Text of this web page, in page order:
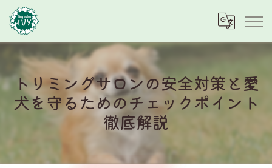
トリミングサロンの安全対策と愛
犬を守るためのチェックポイント
徹底解説